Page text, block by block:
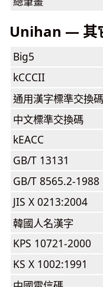
Unihan — 其
Big5
kCCCII
通用漢字標準交換碼
中文標準交換碼
kEACC
GB/T 13131
GB/T 8565.2-1988
JIS X 0213:2004
韓國人名漢字
KPS 10721-2000
KS X 1002:1991